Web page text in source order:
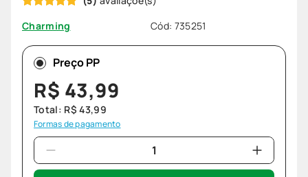
Charming
Cód: 735251
Preço PP
R$ 43,99
Total: R$ 43,99
Formas de pagamento